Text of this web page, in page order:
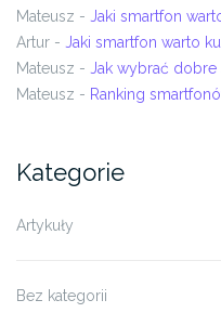
Mateusz - Jaki smartfon
Artur - Jaki smartfon warto
Mateusz - Jak wybrać dobre
Mateusz - Ranking
Kategorie
Artykuły
Bez kategorii